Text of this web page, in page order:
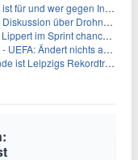
und wer gegen Infantino?
über Drohnenabwehr
im Sprint chancenlos
Ändert nichts an Boykott
Leipzigs Rekordtransfer